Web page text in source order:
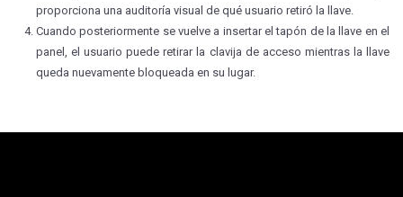
proporciona una auditoría visual de qué usuario retiró la llave.
Cuando posteriormente se vuelve a insertar el tapón de la llave en el
panel, el usuario puede retirar la clavija de acceso mientras la llave
queda nuevamente bloqueada en su lugar.